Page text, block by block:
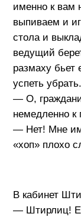
именно к вам
выпиваем и
стола и
ведущий
размаху бьет
успеть
— О,
немедленно к
— Нет! Мне
«хоп» плохо
В кабинет
— Штирлиц!